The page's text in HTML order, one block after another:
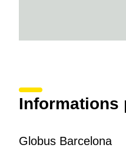
Informations
Globus Barcelona